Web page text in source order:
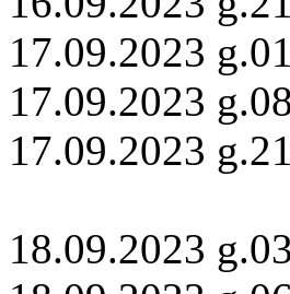
17.09.2023
17.09.2023
17.09.2023
18.09.2023